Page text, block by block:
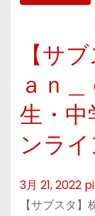
【サ
ａｎ
生・中
ンラ
3月 21, 2022
【サブスタ